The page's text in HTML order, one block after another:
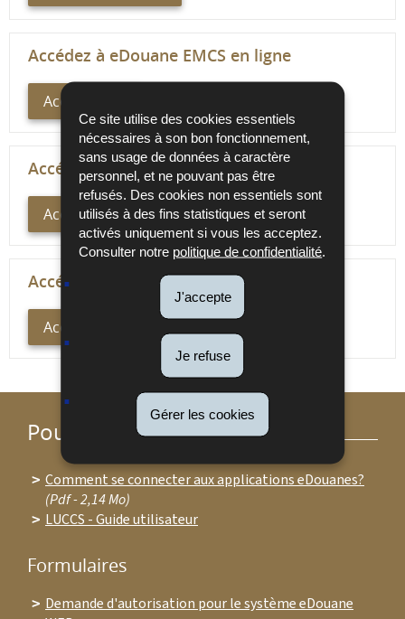
Ce site utilise des cookies essentiels
nécessaires à son bon fonctionnement,
sans usage de données à caractère
personnel, et ne pouvant pas être
refusés. Des cookies non essentiels sont
utilisés à des fins statistiques et seront
activés uniquement si vous les acceptez.
Consulter notre politique de confidentialité.
J'accepte
Je refuse
Gérer les cookies
Accédez à eDouane EMCS en ligne
Accès direct
Accédez à eDouane CIVI en ligne
Accès direct
Accédez à Accounting Publisher
Accès direct
Pour en savoir plus
Comment se connecter aux applications eDouanes?
(Pdf - 2,14 Mo)
LUCCS - Guide utilisateur
Formulaires
Demande d'autorisation pour le système eDouane